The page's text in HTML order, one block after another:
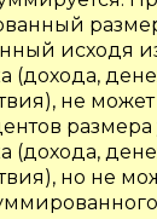
исходя
(дохода,
не
размера
(дохода,
но не